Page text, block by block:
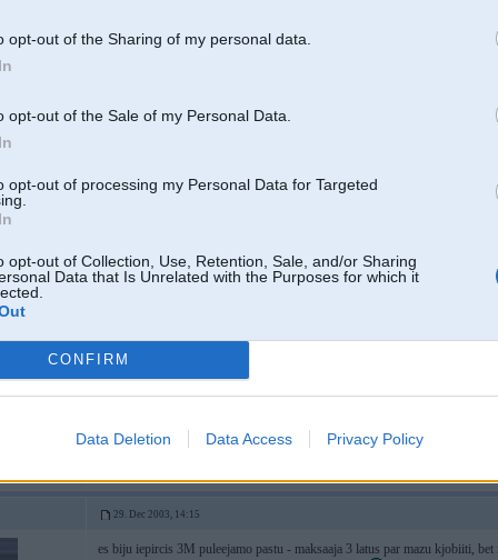
opt-out of the Sharing of my personal data.
opt-out of the Sale of my Personal Data.
opt-out of processing my Personal Data for Targeted
opt-out of Collection, Use, Retention, Sale, and/or Sharing
Data that Is Unrelated with the Purposes for which it
CONFIRM
Data Deletion Data Access Privacy Policy
Atgriezhoties pie temas, kaa izskatas tas skrambas pec GS27
29. Dec 2003, 14:15
es biju iepircis 3M puleejamo pastu - maksaaja 3 latus par mazu kjobiiti,